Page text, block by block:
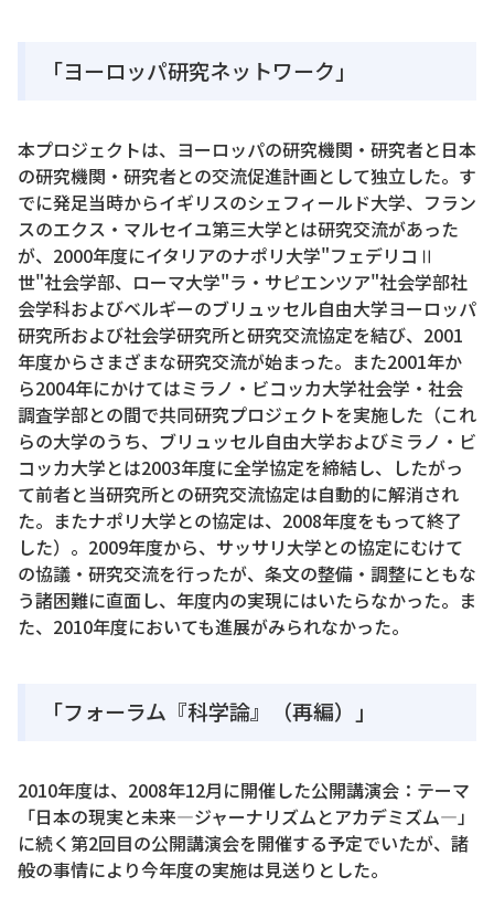
「ヨーロッパ研究ネットワーク」
本プロジェクトは、ヨーロッパの研究機関・研究者と日本
の研究機関・研究者との交流促進計画として独立した。す
でに発足当時からイギリスのシェフィールド大学、フラン
スのエクス・マルセイユ第三大学とは研究交流があった
が、2000年度にイタリアのナポリ大学"フェデリコⅡ
世"社会学部、ローマ大学"ラ・サピエンツア"社会学部社
会学科およびベルギーのブリュッセル自由大学ヨーロッパ
研究所および社会学研究所と研究交流協定を結び、2001
年度からさまざまな研究交流が始まった。また2001年か
ら2004年にかけてはミラノ・ビコッカ大学社会学・社会
調査学部との間で共同研究プロジェクトを実施した（これ
らの大学のうち、ブリュッセル自由大学およびミラノ・ビ
コッカ大学とは2003年度に全学協定を締結し、したがっ
て前者と当研究所との研究交流協定は自動的に解消され
た。またナポリ大学との協定は、2008年度をもって終了
した）。2009年度から、サッサリ大学との協定にむけて
の協議・研究交流を行ったが、条文の整備・調整にともな
う諸困難に直面し、年度内の実現にはいたらなかった。ま
た、2010年度においても進展がみられなかった。
「フォーラム『科学論』（再編）」
2010年度は、2008年12月に開催した公開講演会：テーマ
「日本の現実と未来―ジャーナリズムとアカデミズム―」
に続く第2回目の公開講演会を開催する予定でいたが、諸
般の事情により今年度の実施は見送りとした。